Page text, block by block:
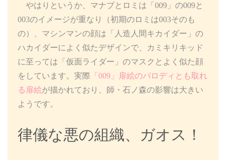
やはりというか、マナブとロミは「009」の009と
003のイメージが重なり（初期のロミは003そのも
の）、マシンマンの顔は「人造人間キカイダー」の
ハカイダーによく似たデザインで、カミキリキッド
に至っては「仮面ライダー」のマスクとよく似た顔
をしています。実際 「009」扉絵のパロディとも取れ
る扉絵が描かれており、師・石ノ森の影響は大きい
ようです。
律儀な悪の組織、ガオス！